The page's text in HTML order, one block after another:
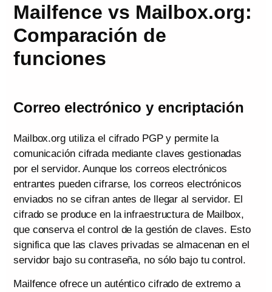
Mailfence vs Mailbox.org:
Comparación de
funciones
Correo electrónico y encriptación
Mailbox.org utiliza el cifrado PGP y permite la
comunicación cifrada mediante claves gestionadas
por el servidor. Aunque los correos electrónicos
entrantes pueden cifrarse, los correos electrónicos
enviados no se cifran antes de llegar al servidor. El
cifrado se produce en la infraestructura de Mailbox,
que conserva el control de la gestión de claves. Esto
significa que las claves privadas se almacenan en el
servidor bajo su contraseña, no sólo bajo tu control.
Mailfence ofrece un auténtico cifrado de extremo a